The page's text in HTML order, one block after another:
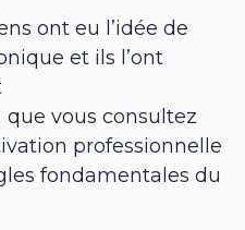
ont eu l’idée de
et ils l’ont
vous consultez
professionnelle
fondamentales du